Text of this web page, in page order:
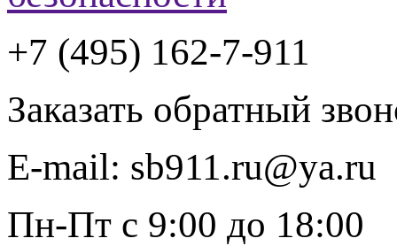
+7 (495) 162-7-911
Заказать обратный
E-mail: sb911.ru@ya.ru
Пн-Пт с 9:00 до 18:00